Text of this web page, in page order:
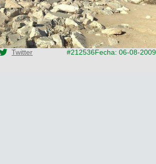
Twitter
#212536Fecha: 06-08-2009